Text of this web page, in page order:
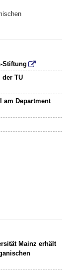
Stiftung
der TU
am Department
Mainz erhält